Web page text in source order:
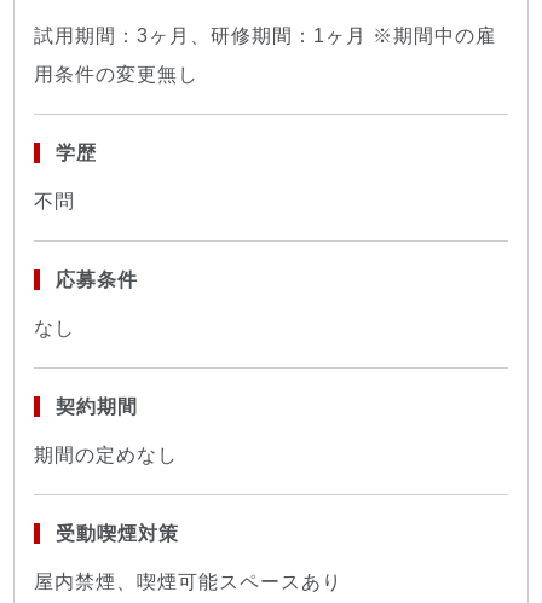
試用期間：3ヶ月、研修期間：1ヶ月 ※期間中の雇
用条件の変更無し
学歴
不問
応募条件
なし
契約期間
期間の定めなし
受動喫煙対策
屋内禁煙、喫煙可能スペースあり